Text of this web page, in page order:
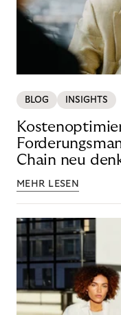
BLOG INSIGHTS
Chain neu
MEHR LESEN